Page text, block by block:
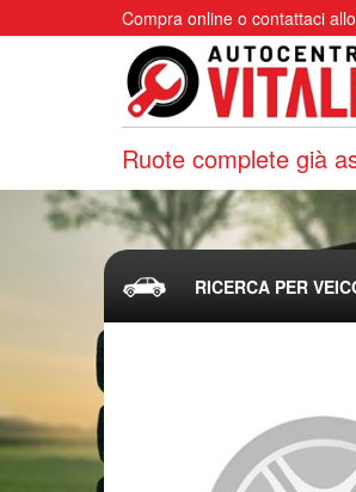
Compra online o contattaci allo
Ruote complete già
RICERCA PER